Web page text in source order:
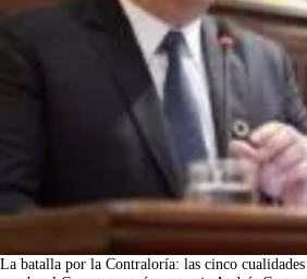
La batalla por la Contraloría: las cinco